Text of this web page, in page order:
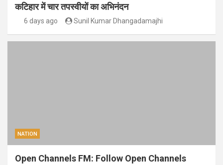
कटिहार में चार तपस्वीयों का अभिनंदन
6 days ago Sunil Kumar Dhangadamajhi
NATION
Open Channels FM: Follow Open Channels